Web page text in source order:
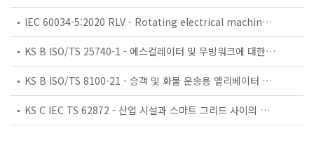
IEC 60034-5:2020 RLV - Rotating electrical machines - Part 5: Degrees of protection provided by the integral design of rotating electrical machines (IP code) - Classification
KS B ISO/TS 25740-1 - 에스컬레이터 및 무빙워크에 대한 안전요건 — 제1부: 세계공통 필수 안전요건(GESRs)
KS B ISO/TS 8100-21 - 승객 및 화물 운송용 엘리베이터 —제21부: 세계공통 필수안전요건(GESRs)을 충족하는 세계공통 안전 파라미터(GSPs)
KS C IEC TS 62872 - 산업 시설과 스마트 그리드 사이의 산업 공정 측정, 제어 및 자동화 시스템 인터페이스